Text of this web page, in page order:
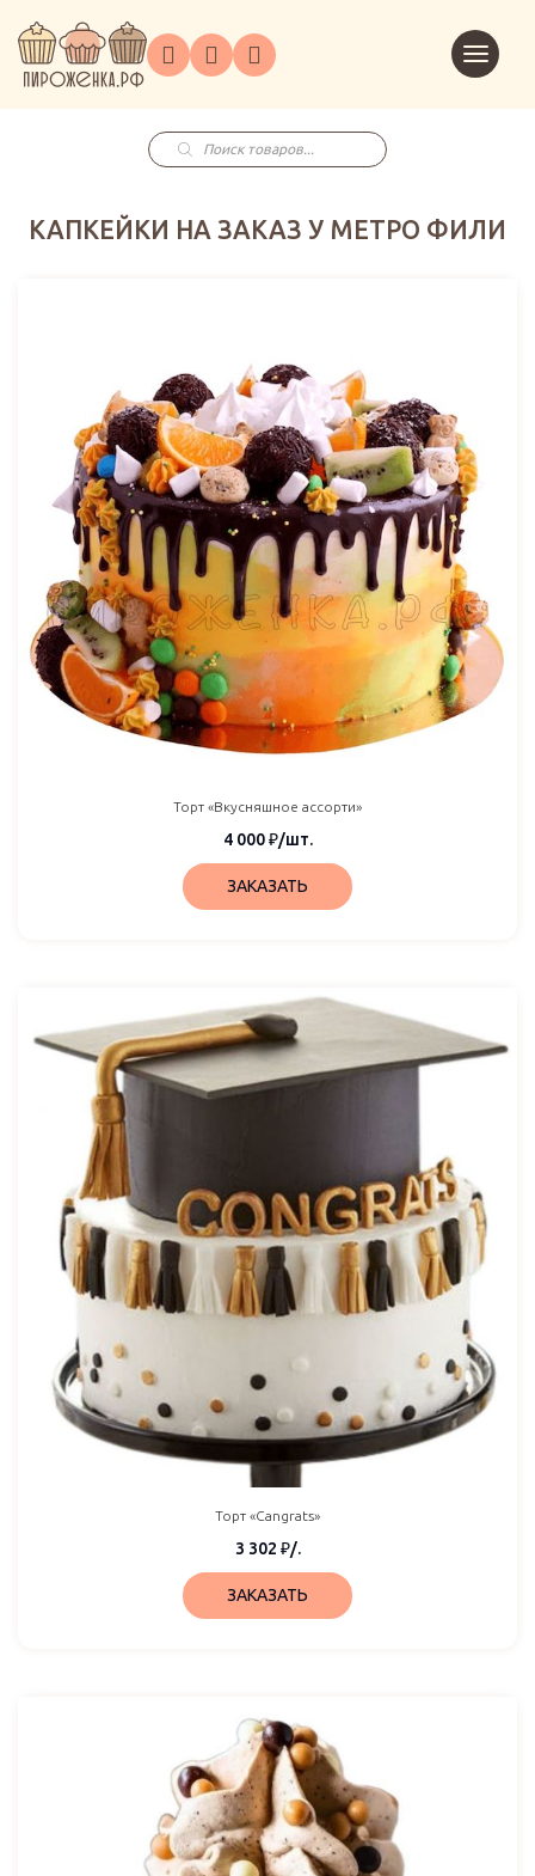
ГлавнаяКаталог
на
заказ
Праздники
Корпоративным
клиентам
в
корзину
Поиск
товаров
КАПКЕЙКИ НА ЗАКАЗ У МЕТРО ФИЛИ
Торт «Вкусняшное ассорти»
4 000₽/шт.
ЗАКАЗАТЬ
Торт «Cangrats»
3 302 ₽/.
ЗАКАЗАТЬ